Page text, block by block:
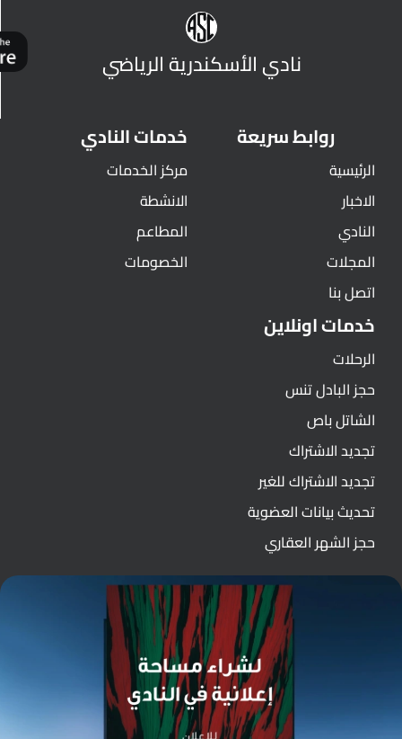
نادي الأسكندرية الرياضي
روابط سريعة
الرئيسية
الاخبار
النادي
المجلات
اتصل بنا
خدمات النادي
مركز الخدمات
الانشطة
المطاعم
الخصومات
خدمات اونلاين
الرحلات
حجز البادل تنس
الشاتل باص
تجديد الاشتراك
تجديد الاشتراك للغير
تحديث بيانات العضوية
حجز الشهر العقاري